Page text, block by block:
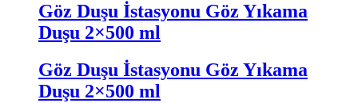
Göz Duşu İstasyonu Göz Yıkama
Duşu 2×500 ml
Göz Duşu İstasyonu Göz Yıkama
Duşu 2×500 ml